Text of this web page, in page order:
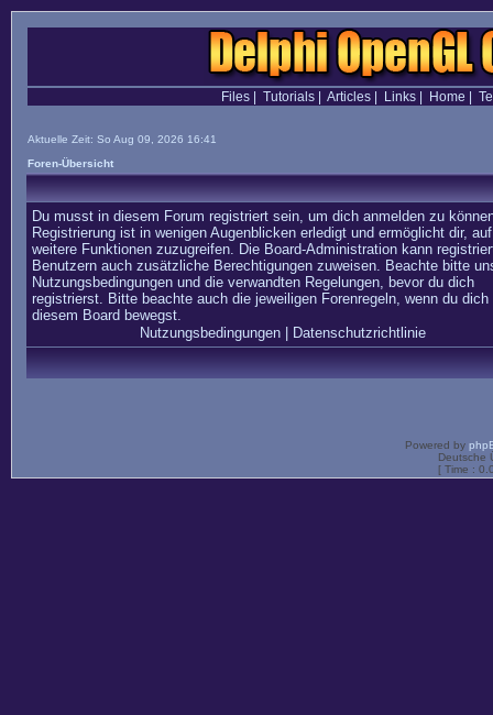
Files| Tutorials| Articles| Links| Home
Aktuelle Zeit: So Aug 09, 2026 16:41
Foren-Übersicht
Du musst in diesem Forum registriert sein, um dich anmelden zu
Registrierung ist in wenigen Augenblicken erledigt und ermöglicht dir, auf
weitere Funktionen zuzugreifen. Die Board-Administration kann
Benutzern auch zusätzliche Berechtigungen zuweisen. Beachte bitte
Nutzungsbedingungen und die verwandten Regelungen, bevor du dich
registrierst. Bitte beachte auch die jeweiligen Forenregeln, wenn du dich
diesem Board bewegst.
Nutzungsbedingungen| Datenschutzrichtlinie
Powered by
Deutsche
[ Time :